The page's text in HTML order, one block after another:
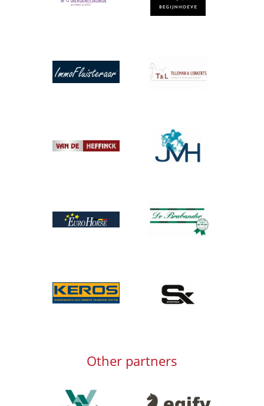
Afbeelding Afbeelding
Afbeelding
Afbeelding
Afbeelding
Afbeelding
Afbeelding
Afbeelding
Other partners
Afbeelding Afbeelding